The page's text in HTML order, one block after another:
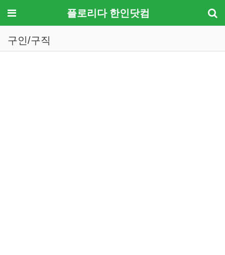
메뉴 플로리다 한인닷컴
구인/구직